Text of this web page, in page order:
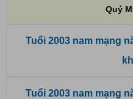
Quý
Tuổi 2003 nam mạng
Tuổi 2003 nam mạng